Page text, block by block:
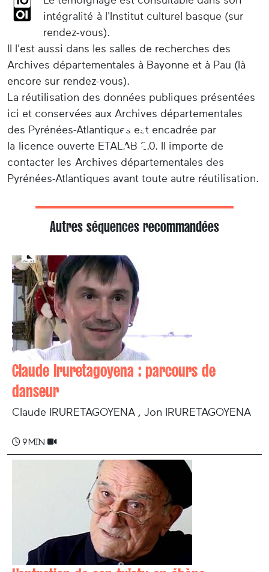
intégralité à l'Institut culturel basque (sur
rendez-vous).
Il l'est aussi dans les salles de recherches des
Archives départementales à Bayonne et à Pau (là
encore sur rendez-vous).
La réutilisation des données publiques présentées
ici et conservées aux Archives départementales
des Pyrénées-Atlantiques est encadrée par
la licence ouverte ETALAB 2.0. Il importe de
contacter les Archives départementales des
Pyrénées-Atlantiques avant toute autre réutilisation.
Autres séquences recommandées
Claude Iruretagoyena : parcours de
danseur
Claude IRURETAGOYENA , Jon IRURETAGOYENA
9 min